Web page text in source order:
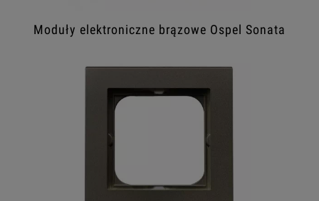
Moduły elektroniczne brązowe Ospel Sonata